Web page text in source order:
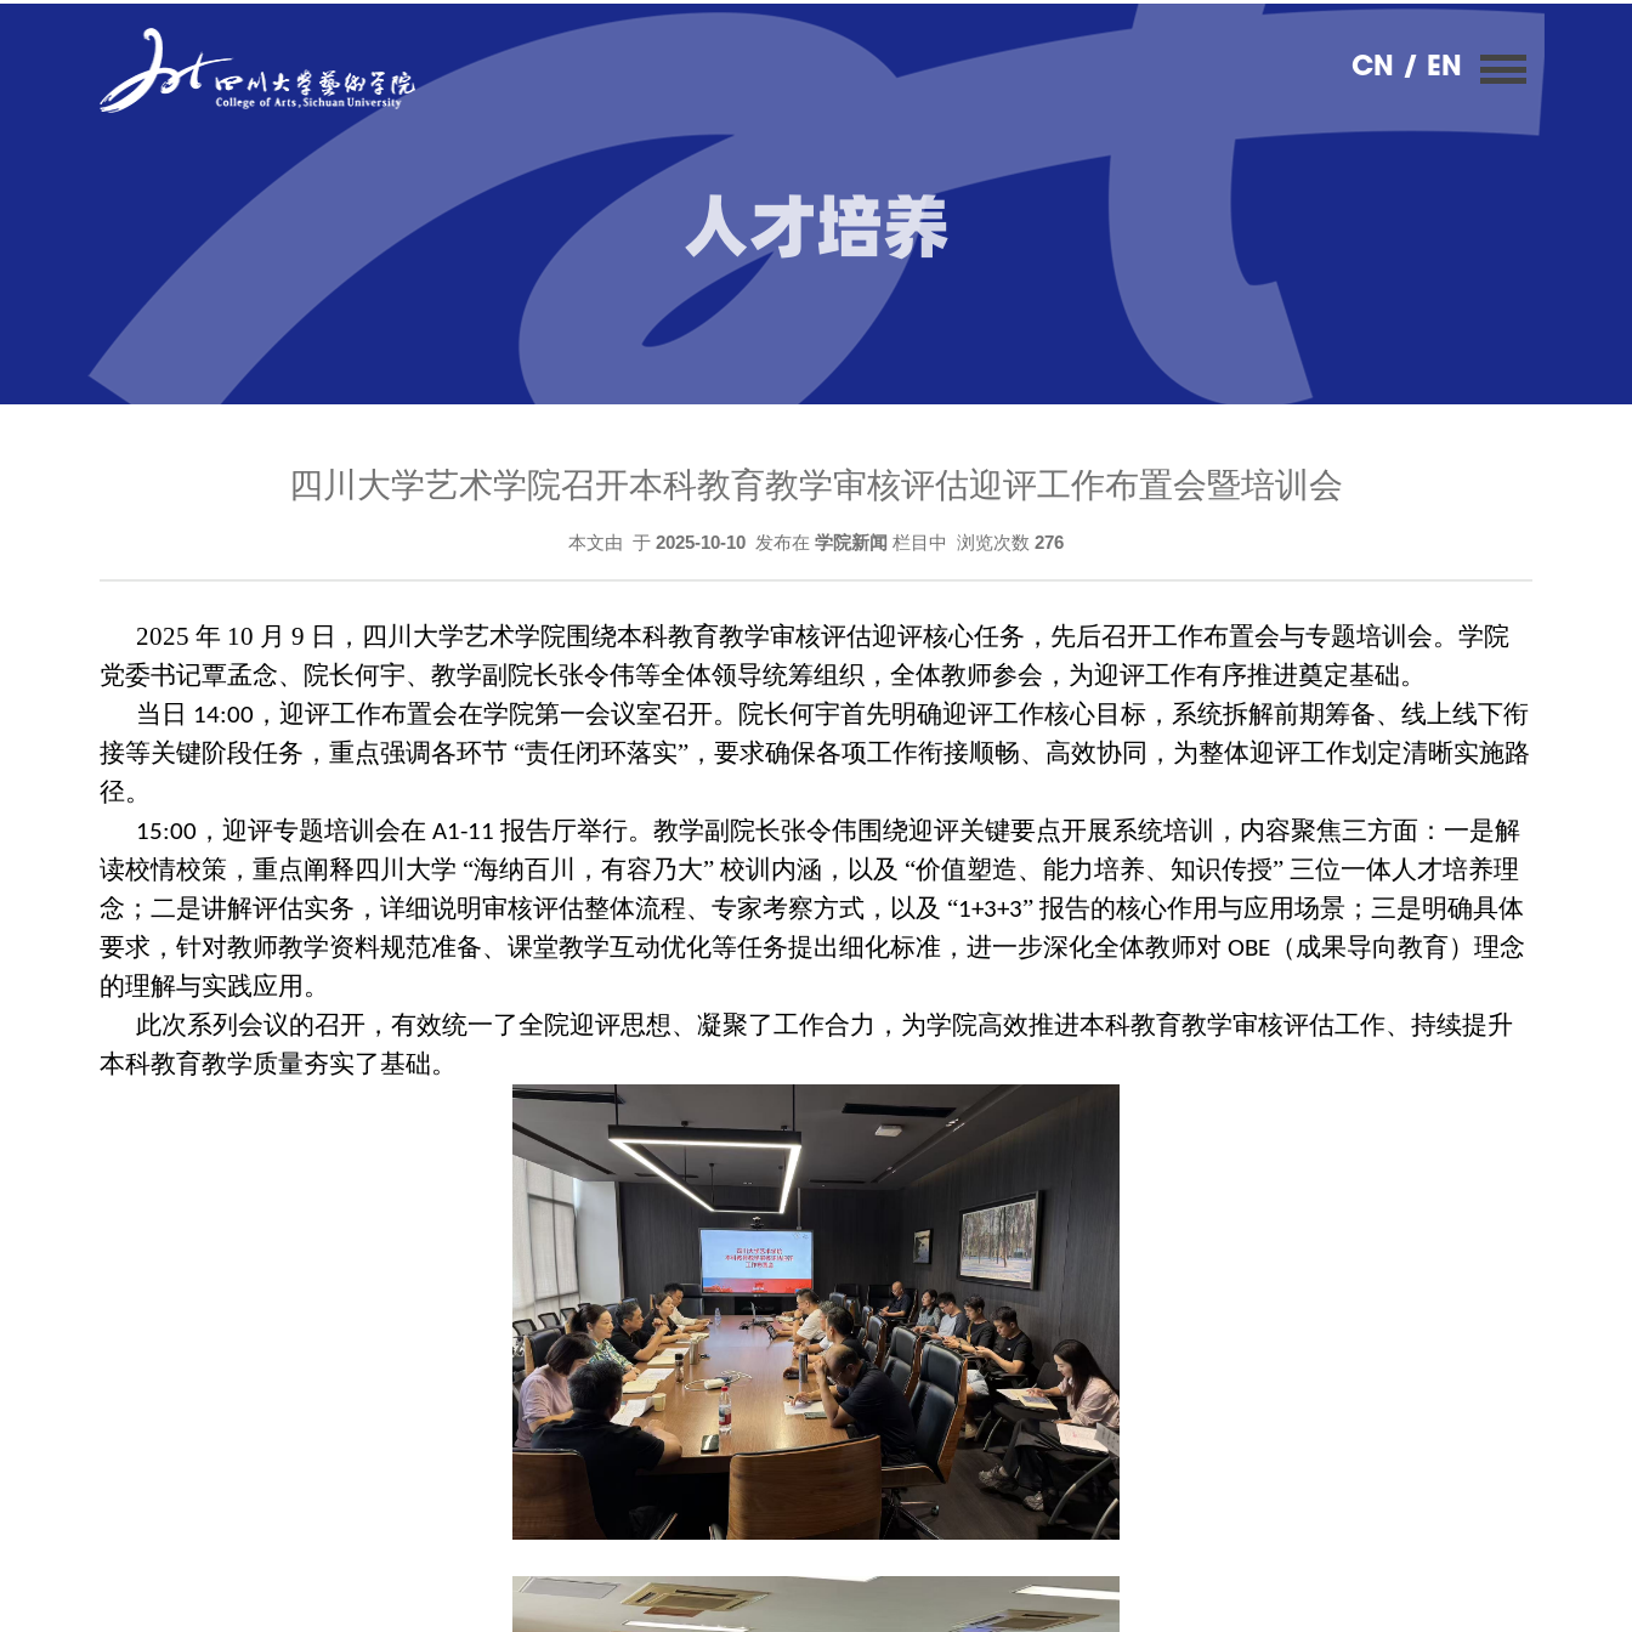
/ EN
CN
人才培养
四川大学艺术学院召开本科教育教学审核评估迎评工作布置会暨培训会
本文由 于 2025-10-10 发布在 学院新闻 栏目中 浏览次数 276
2025 年 10 月 9 日，四川大学艺术学院围绕本科教育教学审核评估迎评核心任务，先后召开工作布置会与专题培训会。学院
党委书记覃孟念、院长何宇、教学副院长张令伟等全体领导统筹组织，全体教师参会，为迎评工作有序推进奠定基础。
当日 14:00 ，迎评工作布置会在学院第一会议室召开。院长何宇首先明确迎评工作核心目标，系统拆解前期筹备、线上线下衔
接等关键阶段任务，重点强调各环节 “责任闭环落实”，要求确保各项工作衔接顺畅、高效协同，为整体迎评工作划定清晰实施路
径。
15:00 ，迎评专题培训会在 A1-11 报告厅举行。教学副院长张令伟围绕迎评关键要点开展系统培训，内容聚焦三方面：一是解
读校情校策，重点阐释四川大学 “海纳百川，有容乃大” 校训内涵，以及 “价值塑造、能力培养、知识传授” 三位一体人才培养理
念；二是讲解评估实务，详细说明审核评估整体流程、专家考察方式，以及 “1+3+3” 报告的核心作用与应用场景；三是明确具体
要求，针对教师教学资料规范准备、课堂教学互动优化等任务提出细化标准，进一步深化全体教师对 OBE （成果导向教育）理念
的理解与实践应用。
此次系列会议的召开，有效统一了全院迎评思想、凝聚了工作合力，为学院高效推进本科教育教学审核评估工作、持续提升
本科教育教学质量夯实了基础。